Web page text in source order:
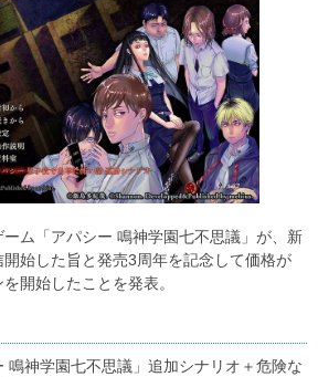
ム「アパシー 鳴神学園七不思議」が、新
始した旨と発売3周年を記念して価格が
開始したことを発表。
鳴神学園七不思議」追加シナリオ＋危険な